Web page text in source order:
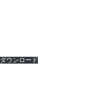
ダウンロード